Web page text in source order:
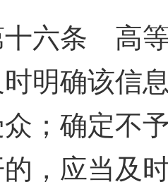
条 高等
明确该信
；确定不
，应当及